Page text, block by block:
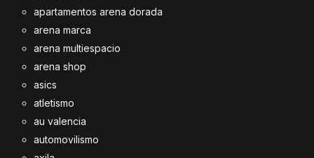
apartamentos arena dorada
arena marca
arena multiespacio
arena shop
asics
atletismo
au valencia
automovilismo